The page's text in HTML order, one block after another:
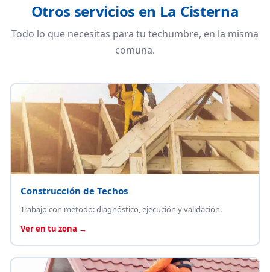
Otros servicios en La Cisterna
Todo lo que necesitas para tu techumbre, en la misma
comuna.
Construcción de Techos
Trabajo con método: diagnóstico, ejecución y validación.
Ver en tu zona →